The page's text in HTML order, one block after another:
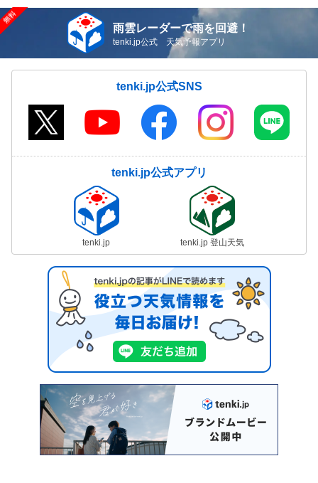
雨雲レーダーで雨を回避！
tenki.jp公式 天気予報アプリ
tenki.jp公式SNS
tenki.jp公式アプリ
tenki.jp tenki.jp 登山天気